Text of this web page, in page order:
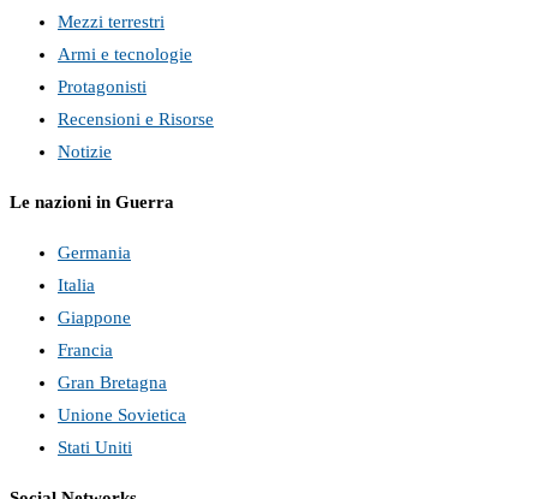
Mezzi terrestri
Armi e tecnologie
Protagonisti
Recensioni e Risorse
Notizie
Le nazioni in Guerra
Germania
Italia
Giappone
Francia
Gran Bretagna
Unione Sovietica
Stati Uniti